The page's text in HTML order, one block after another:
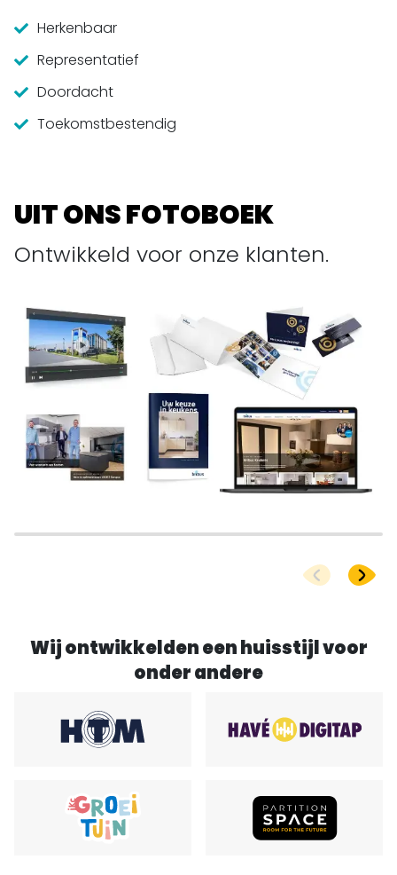
Herkenbaar
Representatief
Doordacht
Toekomstbestendig
UIT ONS FOTOBOEK
Ontwikkeld voor onze klanten.
Wij ontwikkelden een huisstijl voor
onder andere